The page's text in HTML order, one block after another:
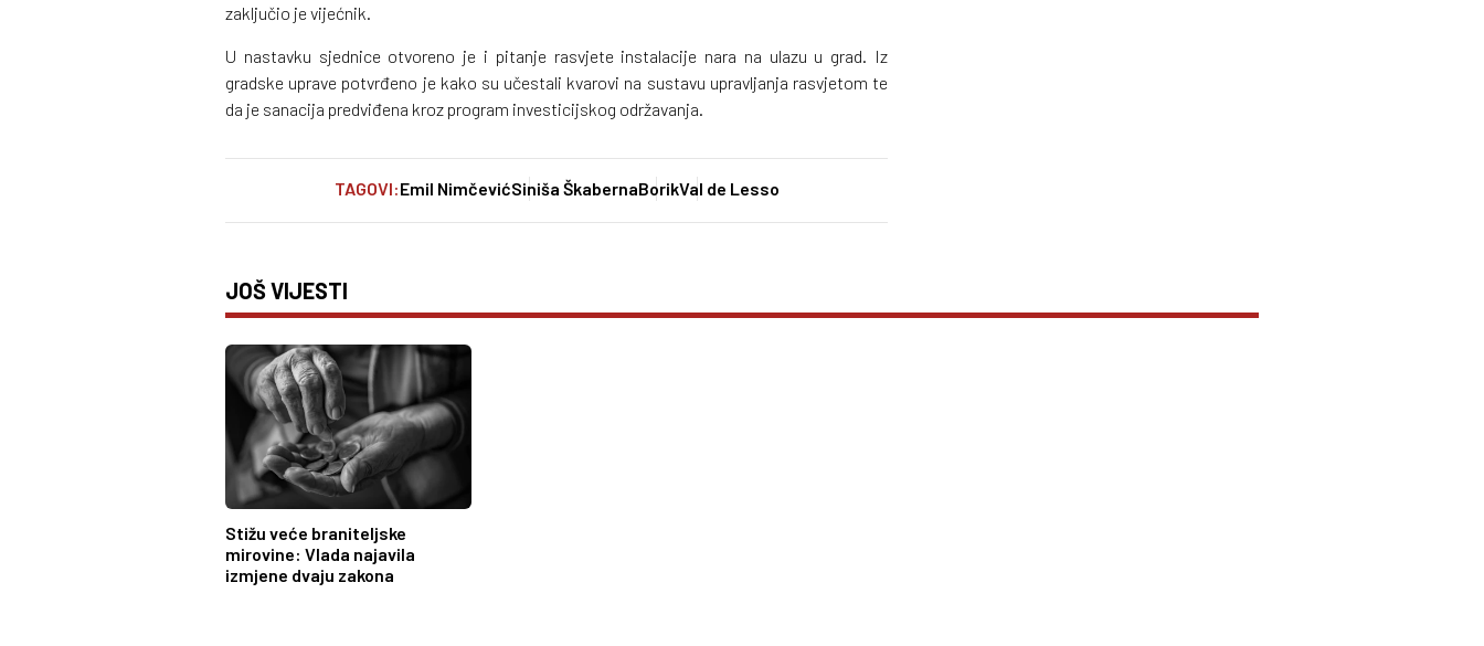
zaključio je vijećnik.
U nastavku sjednice otvoreno je i pitanje rasvjete instalacije nara na ulazu u grad. Iz
gradske uprave potvrđeno je kako su učestali kvarovi na sustavu upravljanja rasvjetom te
da je sanacija predviđena kroz program investicijskog održavanja.
TAGOVI:Emil NimčevićSiniša ŠkabernaBorikVal de Lesso
JOŠ VIJESTI
Stižu veće braniteljske
mirovine: Vlada najavila
izmjene dvaju zakona